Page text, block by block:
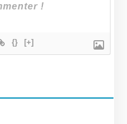
{} [+]